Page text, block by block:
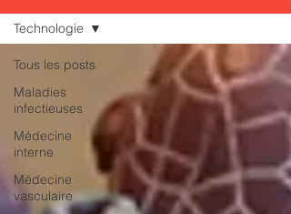
Tous les posts
Maladies
infectieuses
Médecine
interne
Médecine
vasculaire
Technologie